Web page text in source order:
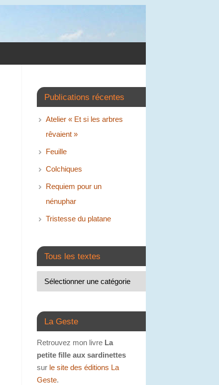
Publications récentes
Atelier « Et si les arbres
rêvaient »
Feuille
Colchiques
Requiem pour un
nénuphar
Tristesse du platane
Tous les textes
La Geste
Retrouvez mon livre La
petite fille aux sardinettes
sur le site des éditions La
Geste.